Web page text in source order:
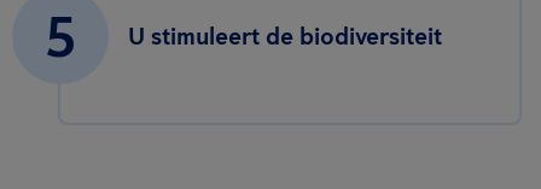
5 U stimuleert de biodiversiteit